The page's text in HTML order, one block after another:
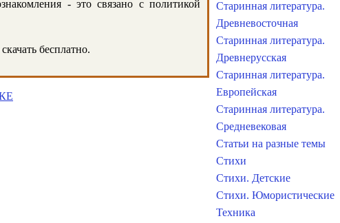
- это связано с политикой
бесплатно.
Старинная литература.
Древневосточная
Старинная литература.
Древнерусская
Старинная литература.
Европейская
Старинная литература.
Средневековая
Статьи на разные темы
Стихи
Стихи. Детские
Стихи. Юмористические
Техника